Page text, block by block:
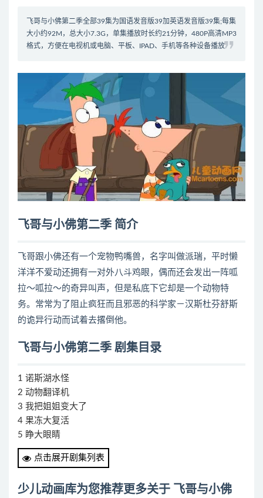
飞哥与小佛第二季全部39集为国语发音版39加英语发音版39集;每集
大小约92M，总大小7.3G，单集播放时长约21分钟，480P高清MP3
格式，方便在电视机或电脑、平板、IPAD、手机等各种设备播放
飞哥与小佛第二季 简介
飞哥跟小佛还有一个宠物鸭嘴兽，名字叫做派瑞，平时懒
洋洋不爱动还拥有一对外八斗鸡眼，偶而还会发出一阵呱
拉～呱拉～的奇异叫声，但是私底下它却是一个动物特
务。常常为了阻止疯狂而且邪恶的科学家－汉斯杜芬舒斯
的诡异行动而试着去撂倒他。
飞哥与小佛第二季 剧集目录
1 诺斯湖水怪
2 动物翻译机
3 我把姐姐变大了
4 果冻大复活
5 睁大眼睛
6 泰瑞下蛋
7 米普的航行日记
9 来个测验吧
点击展开剧集列表
少儿动画库为您推荐更多关于 飞哥与小佛